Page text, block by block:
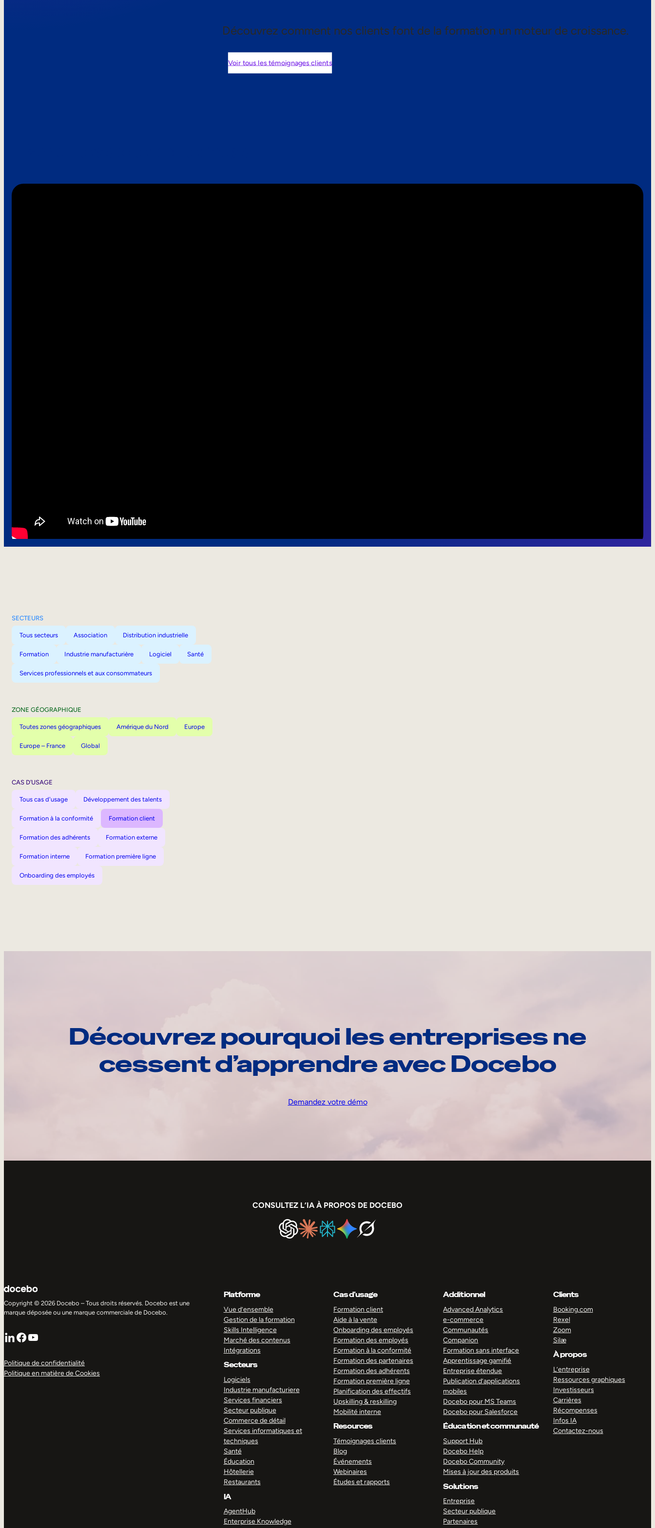
Découvrez comment nos clients font de la formation un moteur de croissance.
Voir tous les témoignages clients
SECTEURS
Tous secteurs Association Distribution industrielle
Formation Industrie manufacturière Logiciel Santé
Services professionnels et aux consommateurs
ZONE GÉOGRAPHIQUE
Toutes zones géographiques Amérique du Nord Europe
Europe – France Global
CAS D’USAGE
Tous cas d'usage Développement des talents
Formation à la conformité Formation client
Formation des adhérents Formation externe
Formation interne Formation première ligne
Onboarding des employés
Découvrez pourquoi les entreprises ne
cessent d’apprendre avec Docebo
Demandez votre démo
CONSULTEZ L’IA À PROPOS DE DOCEBO
Copyright © 2026 Docebo – Tous droits réservés. Docebo est une
marque déposée ou une marque commerciale de Docebo.
LinkedIn
Facebook
YouTube
Politique de confidentialité
Politique en matière de Cookies
Platforme
Vue d’ensemble
Gestion de la formation
Skills Intelligence
Marché des contenus
Intégrations
Secteurs
Logiciels
Industrie manufacturiere
Services financiers
Secteur publique
Commerce de détail
Services informatiques et
techniques
Santé
Éducation
Hôtellerie
Restaurants
IA
AgentHub
Enterprise Knowledge
Cas d’usage
Formation client
Aide à la vente
Onboarding des employés
Formation des employés
Formation à la conformité
Formation des partenaires
Formation des adhérents
Formation première ligne
Planification des effectifs
Upskilling & reskilling
Mobilité interne
Resources
Témoignages clients
Blog
Événements
Webinaires
Études et rapports
Additionnel
Advanced Analytics
e-commerce
Communautés
Companion
Formation sans interface
Apprentissage gamifié
Entreprise étendue
Publication d’applications
mobiles
Docebo pour MS Teams
Docebo pour Salesforce
Éducation et communauté
Support Hub
Docebo Help
Docebo Community
Mises à jour des produits
Solutions
Entreprise
Secteur publique
Partenaires
Clients
Booking.com
Rexel
Zoom
Silæ
À propos
L’entreprise
Ressources graphiques
Investisseurs
Carrières
Récompenses
Infos IA
Contactez-nous